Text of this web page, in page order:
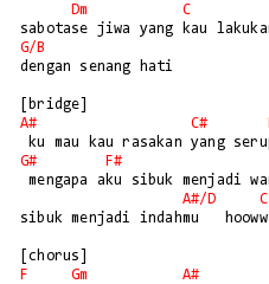
Dm
C
G/ B
dengan senang hati
A#
C#
G#
F#
mengapa aku sibuk menjadi warnamu?
A#/ D
C
sibuk menjadi indahmu   hooww
F
Gm
A#